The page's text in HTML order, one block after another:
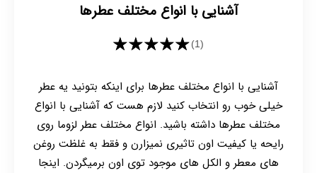
آشنایی با انواع مختلف عطرها
★★★★★(1)
آشنایی با انواع مختلف عطرها برای اینکه بتونید یه عطر
خیلی خوب رو انتخاب کنید لازم هست که آشنایی با انواع
مختلف عطرها داشته باشید. انواع مختلف عطر لزوما روی
رایحه یا کیفیت اون تاثیری نمیزارن و فقط به غلظت روغن
های معطر و الکل های موجود توی اون برمیگردن. اینجا